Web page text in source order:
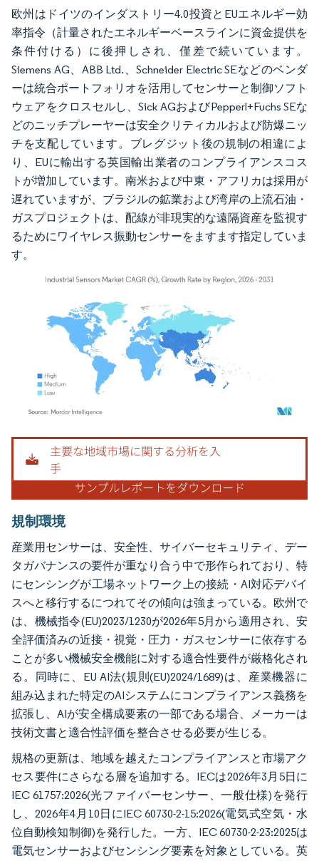
欧州はドイツのインダストリー4.0投資とEUエネルギー効
率指令（計量されたエネルギーベースラインに資金提供を
条件付ける）に後押しされ、僅差で続いています。
Siemens AG、ABB Ltd.、Schneider Electric SEなどのベンダ
ーは統合ポートフォリオを活用してセンサーと制御ソフト
ウェアをクロスセルし、Sick AGおよびPepperl+Fuchs SEな
どのニッチプレーヤーは安全クリティカルおよび防爆ニッ
チを支配しています。ブレグジット後の規制の相違によ
り、EUに輸出する英国輸出業者のコンプライアンスコス
トが増加しています。南米および中東・アフリカは採用が
遅れていますが、ブラジルの鉱業および湾岸の上流石油・
ガスプロジェクトは、配線が非現実的な遠隔資産を監視す
るためにワイヤレス振動センサーをますます指定していま
す。
画像 © Mordor Intelligence。再利用にはCC BY 4.0の表示が必要です。
規制環境
産業用センサーは、安全性、サイバーセキュリティ、デー
タガバナンスの要件が重なり合う中で形作られており、特
にセンシングが工場ネットワーク上の接続・AI対応デバイ
スへと移行するにつれてその傾向は強まっている。欧州で
は、機械指令(EU)2023/1230が2026年5月から適用され、安
全評価済みの近接・視覚・圧力・ガスセンサーに依存する
ことが多い機械安全機能に対する適合性要件が厳格化され
る。同時に、EU AI法(規則(EU)2024/1689)は、産業機器に
組み込まれた特定のAIシステムにコンプライアンス義務を
拡張し、AIが安全構成要素の一部である場合、メーカーは
技術文書と適合性評価を整合させる必要が生じる。
規格の更新は、地域を越えたコンプライアンスと市場アク
セス要件にさらなる層を追加する。IECは2026年3月5日に
IEC 61757:2026(光ファイバーセンサー、一般仕様)を発行
し、2026年4月10日にIEC 60730-2-15:2026(電気式空気・水
位自動検知制御)を発行した。一方、IEC 60730-2-23:2025は
電気センサーおよびセンシング要素を対象としている。英